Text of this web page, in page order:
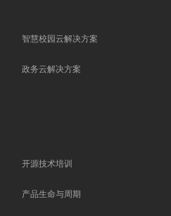
智慧校园云解决方案
政务云解决方案
开源技术培训
产品生命与周期